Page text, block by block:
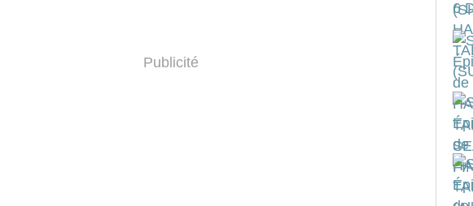
Publicité